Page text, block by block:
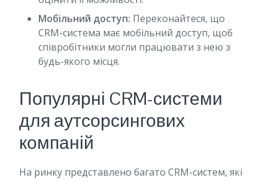
Мобільний доступ: Переконайтеся, що
CRM-система має мобільний доступ, щоб
співробітники могли працювати з нею з
будь-якого місця.
Популярні CRM-системи
для аутсорсингових
компаній
На ринку представлено багато CRM-систем, які